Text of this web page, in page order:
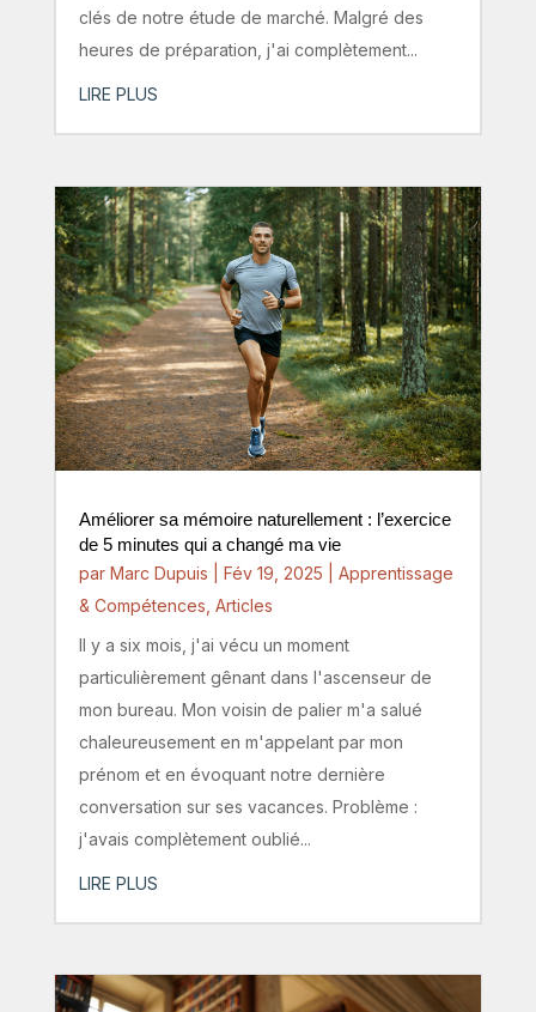
clés de notre étude de marché. Malgré des
heures de préparation, j'ai complètement...
LIRE PLUS
Améliorer sa mémoire naturellement : l’exercice
de 5 minutes qui a changé ma vie
par Marc Dupuis Fév 19, 2025
Apprentissage
& Compétences Articles
Il y a six mois, j'ai vécu un moment
particulièrement gênant dans l'ascenseur de
mon bureau. Mon voisin de palier m'a salué
chaleureusement en m'appelant par mon
prénom et en évoquant notre dernière
conversation sur ses vacances. Problème :
j'avais complètement oublié...
LIRE PLUS